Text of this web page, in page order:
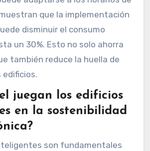
que la implementación
disminuir el consumo
un 30%. Esto no solo ahorra
también reduce la huella de
edificios.
juegan los edificios
en la sostenibilidad
son fundamentales